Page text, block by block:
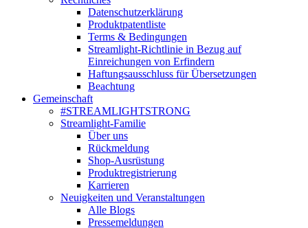
Datenschutzerklärung
Produktpatentliste
Terms & Bedingungen
Streamlight-Richtlinie in Bezug auf
Einreichungen von Erfindern
Haftungsausschluss für Übersetzungen
Beachtung
Gemeinschaft
#STREAMLIGHTSTRONG
Streamlight-Familie
Über uns
Rückmeldung
Shop-Ausrüstung
Produktregistrierung
Karrieren
Neuigkeiten und Veranstaltungen
Alle Blogs
Pressemeldungen